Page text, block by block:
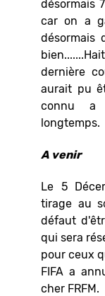
désormais
car on a
désormais
dernière
aurait pu
connu a
longtemps.
A venir
Le 5
tirage au
défaut
qui sera
pour ceux
FIFA a
cher FRFM.